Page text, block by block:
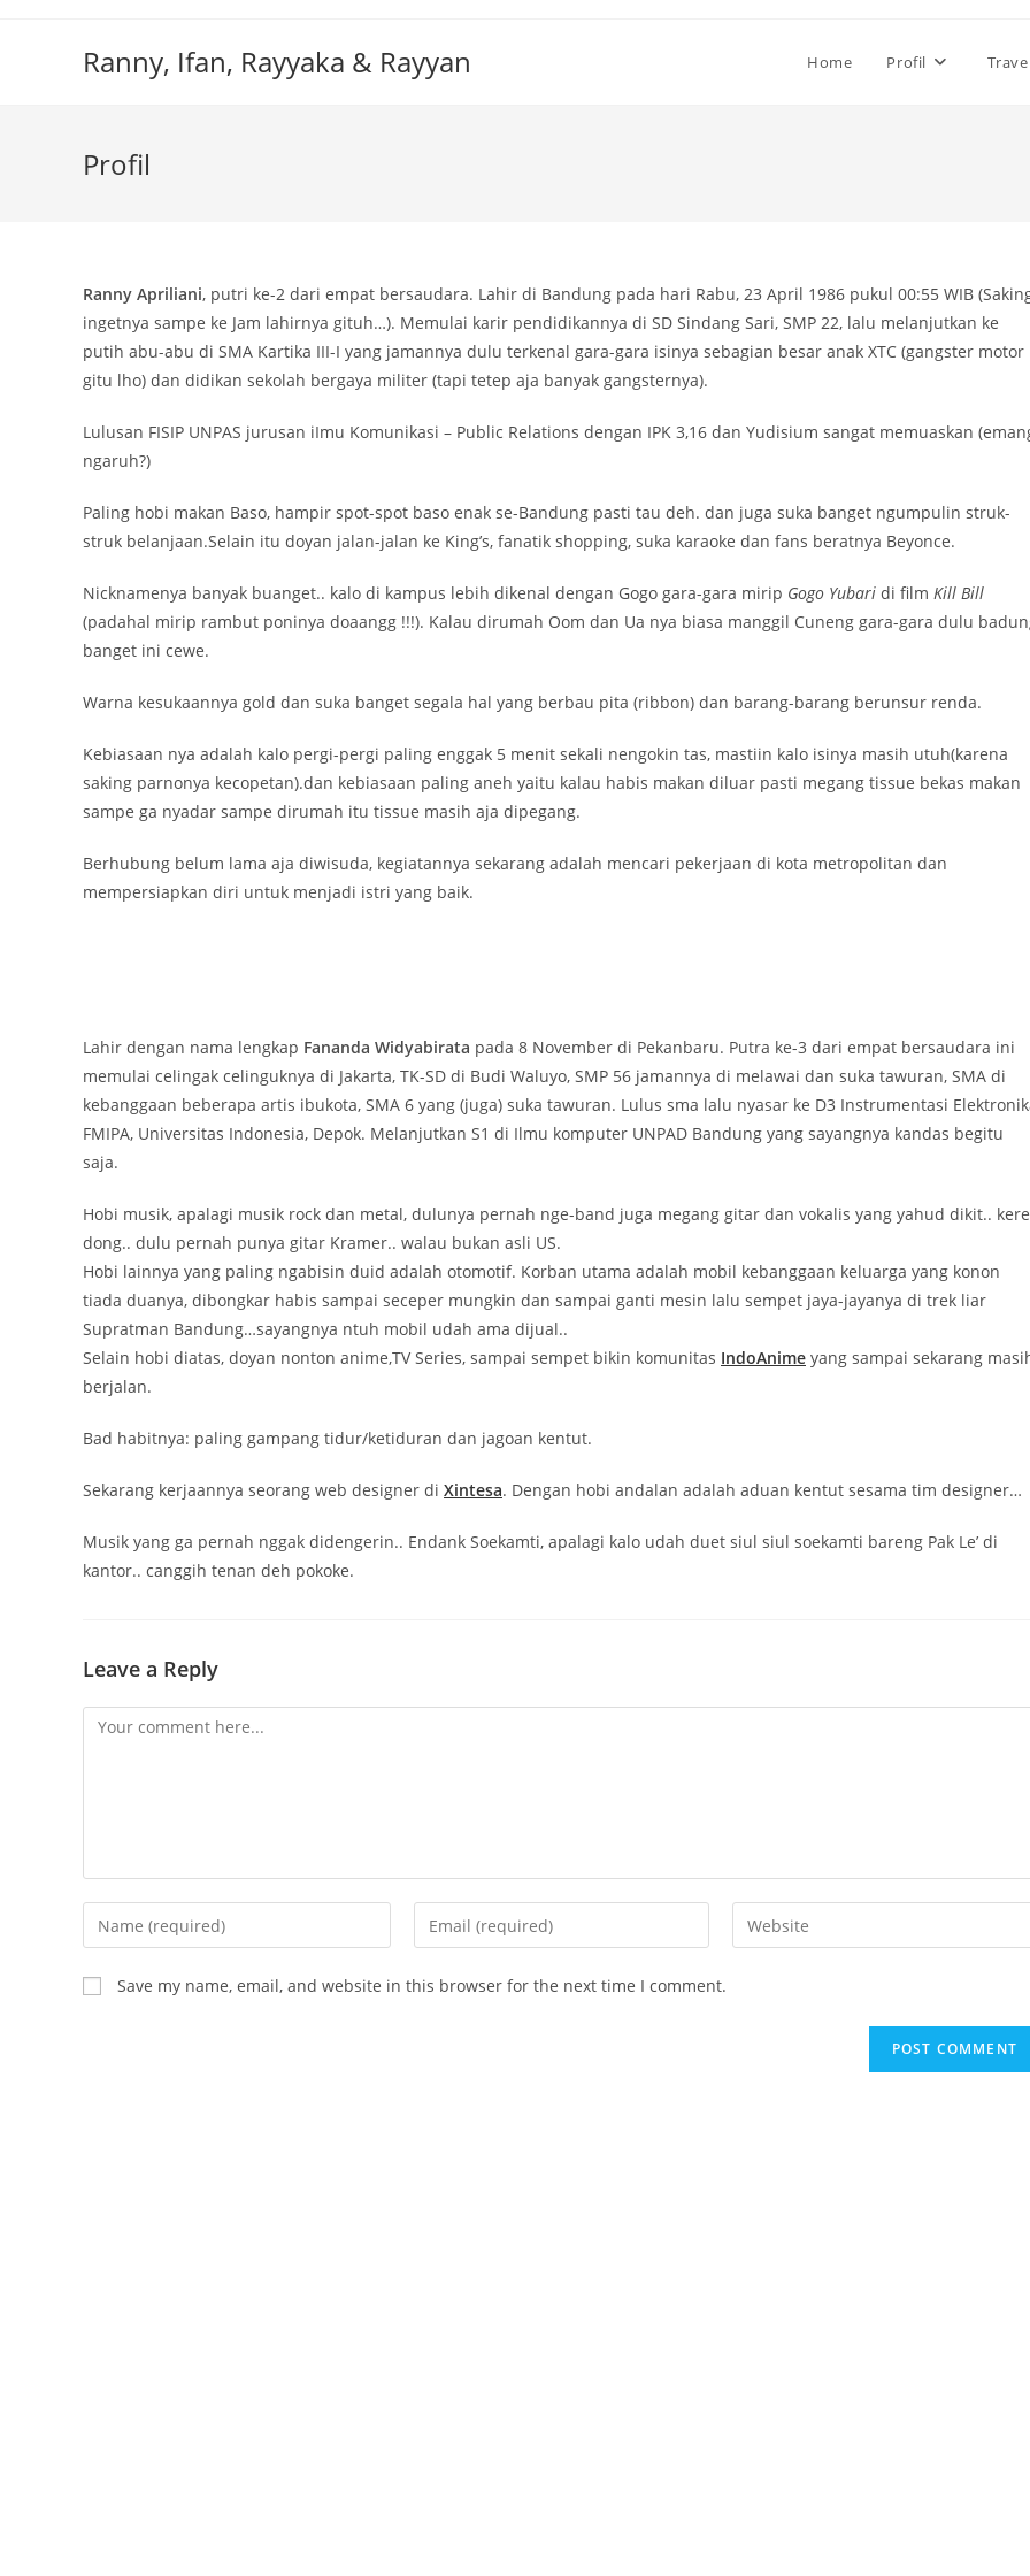
Ranny, Ifan, Rayyaka & Rayyan Home Profil
Profil
Ranny Apriliani, putri ke-2 dari empat bersaudara. Lahir di Bandung pada hari Rabu, 23 April 1986 pukul 00:55 WIB
ingetnya sampe ke Jam lahirnya gituh…). Memulai karir pendidikannya di SD Sindang Sari, SMP 22, lalu melanjutkan ke
putih abu-abu di SMA Kartika III-I yang jamannya dulu terkenal gara-gara isinya sebagian besar anak XTC (gangster motor
gitu lho) dan didikan sekolah bergaya militer (tapi tetep aja banyak gangsternya).
Lulusan FISIP UNPAS jurusan iImu Komunikasi – Public Relations dengan IPK 3,16 dan Yudisium sangat memuaskan
ngaruh?)
Paling hobi makan Baso, hampir spot-spot baso enak se-Bandung pasti tau deh. dan juga suka banget ngumpulin struk-
struk belanjaan.Selain itu doyan jalan-jalan ke King’s, fanatik shopping, suka karaoke dan fans beratnya Beyonce.
Nicknamenya banyak buanget.. kalo di kampus lebih dikenal dengan Gogo gara-gara mirip Gogo Yubari di film Kill Bill
(padahal mirip rambut poninya doaangg !!!). Kalau dirumah Oom dan Ua nya biasa manggil Cuneng gara-gara dulu
banget ini cewe.
Warna kesukaannya gold dan suka banget segala hal yang berbau pita (ribbon) dan barang-barang berunsur renda.
Kebiasaan nya adalah kalo pergi-pergi paling enggak 5 menit sekali nengokin tas, mastiin kalo isinya masih utuh(karena
saking parnonya kecopetan).dan kebiasaan paling aneh yaitu kalau habis makan diluar pasti megang tissue bekas makan
sampe ga nyadar sampe dirumah itu tissue masih aja dipegang.
Berhubung belum lama aja diwisuda, kegiatannya sekarang adalah mencari pekerjaan di kota metropolitan dan
mempersiapkan diri untuk menjadi istri yang baik.
Lahir dengan nama lengkap Fananda Widyabirata pada 8 November di Pekanbaru. Putra ke-3 dari empat bersaudara ini
memulai celingak celinguknya di Jakarta, TK-SD di Budi Waluyo, SMP 56 jamannya di melawai dan suka tawuran, SMA di
kebanggaan beberapa artis ibukota, SMA 6 yang (juga) suka tawuran. Lulus sma lalu nyasar ke D3 Instrumentasi
FMIPA, Universitas Indonesia, Depok. Melanjutkan S1 di Ilmu komputer UNPAD Bandung yang sayangnya kandas begitu
saja.
Hobi musik, apalagi musik rock dan metal, dulunya pernah nge-band juga megang gitar dan vokalis yang yahud dikit..
dong.. dulu pernah punya gitar Kramer.. walau bukan asli US.
Hobi lainnya yang paling ngabisin duid adalah otomotif. Korban utama adalah mobil kebanggaan keluarga yang konon
tiada duanya, dibongkar habis sampai seceper mungkin dan sampai ganti mesin lalu sempet jaya-jayanya di trek liar
Supratman Bandung…sayangnya ntuh mobil udah ama dijual..
Selain hobi diatas, doyan nonton anime,TV Series, sampai sempet bikin komunitas IndoAnime yang sampai sekarang
berjalan.
Bad habitnya: paling gampang tidur/ketiduran dan jagoan kentut.
Sekarang kerjaannya seorang web designer di Xintesa. Dengan hobi andalan adalah aduan kentut sesama tim designer…
Musik yang ga pernah nggak didengerin.. Endank Soekamti, apalagi kalo udah duet siul siul soekamti bareng Pak Le’ di
kantor.. canggih tenan deh pokoke.
Leave a Reply
Comment
Enter
your
name
or
Enter
your
Enter
your
Save my name, email, and website in this browser for the next time I comment.